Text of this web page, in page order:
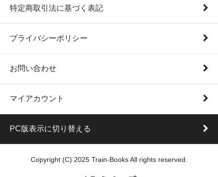
特定商取引法に基づく表記
プライバシーポリシー
お問い合わせ
マイアカウント
PC版表示に切り替える
Copyright (C) 2025 Train-Books All rights reserved.